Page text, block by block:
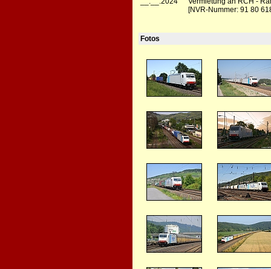
[NVR-Nummer: 91 80
Fotos